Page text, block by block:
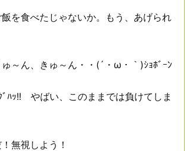
を食べたじゃないか。もう、あげられ
～ん、きゅ～ん・・(´・ω・｀)ｼｮﾎﾞｰﾝ
ﾊｯ!! やばい、このままでは負けてしま
無視しよう！